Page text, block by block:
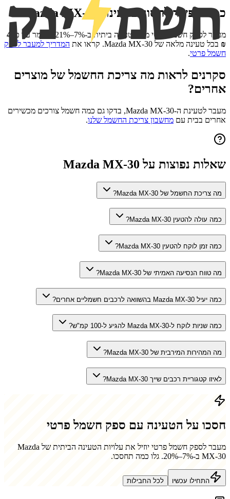
כמה אפשר לחסוך בטעינת Mazda MX-30
מעבר לספק חשמל פרטי מוזיל טעינה ביתית ב-7%–21%, כלומר עד כ-
4
₪ בכל טעינה מלאה של Mazda MX-30. קראו את המדריך למעבר לספק
חשמל פרטי.
סקרנים לראות מה צריכת החשמל של מוצרים
אחרים?
מעבר לטעינת ה-Mazda MX-30, בדקו גם כמה חשמל צורכים מכשירים
אחרים בבית עם מחשבון צריכת החשמל שלנו.
שאלות נפוצות על Mazda MX-30
מה צריכת החשמל של Mazda MX-30?
כמה עולה להטעין Mazda MX-30?
כמה זמן לוקח להטעין Mazda MX-30?
מה טווח הנסיעה האמיתי של Mazda MX-30?
כמה יעיל Mazda MX-30 בהשוואה לרכבים חשמליים אחרים?
כמה שניות לוקח ל-Mazda MX-30 להגיע ל-100 קמ"ש?
מה המהירות המירבית של Mazda MX-30?
לאיזו קטגוריית רכבים שייך Mazda MX-30?
חסכו על הטעינה עם ספק חשמל פרטי
מעבר לספק חשמל פרטי יוזיל את עלויות הטעינה הביתית של Mazda
MX-30 ב-7%–20%. גלו כמה תחסכו.
התחילו עכשיו לכל החבילות